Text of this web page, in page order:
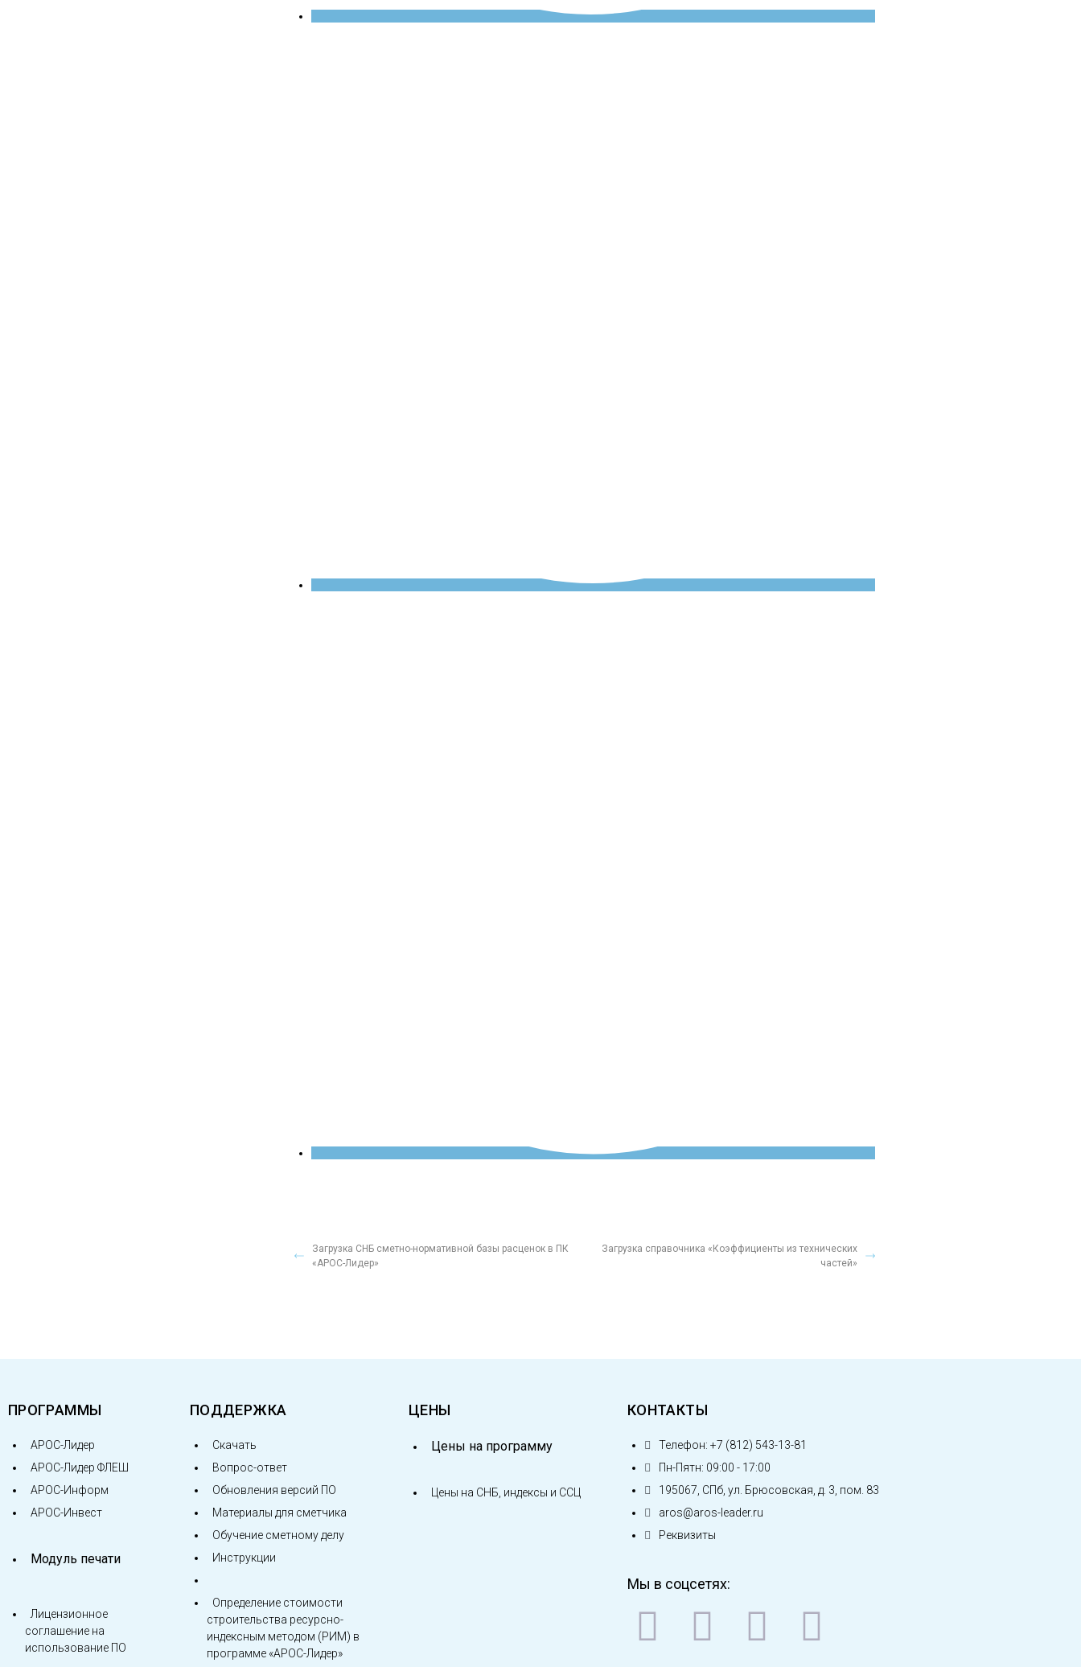
Загрузка СНБ сметно-нормативной базы расценок в ПК
«АРОС-Лидер»
Загрузка справочника «Коэффициенты из технических
частей»
ПРОГРАММЫ
АРОС-Лидер
АРОС-Лидер ФЛЕШ
АРОС-Информ
АРОС-Инвест
Модуль печати
Лицензионное
соглашение на
использование ПО
ПОДДЕРЖКА
Скачать
Вопрос-ответ
Обновления версий ПО
Материалы для сметчика
Обучение сметному делу
Инструкции
Определение стоимости
строительства ресурсно-
индексным методом (РИМ) в
программе «АРОС-Лидер»
ЦЕНЫ
Цены на программу
Цены на СНБ, индексы и ССЦ
КОНТАКТЫ
Телефон: +7 (812) 543-13-81
Пн-Пятн: 09:00 - 17:00
195067, СПб, ул. Брюсовская, д. 3, пом. 83
aros@aros-leader.ru
Реквизиты
Мы в соцсетях: